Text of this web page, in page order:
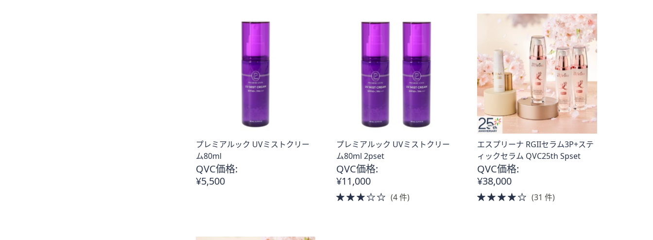
プレミアルック UVミストクリー
ム80ml
QVC価格:
¥5,500
プレミアルック UVミストクリー
ム80ml 2pset
QVC価格:
¥11,000
3.0
(4 件)
エスプリーナ RGIIセラム3P+ステ
ィックセラム QVC25th Spset
QVC価格:
¥38,000
4.0
(31 件)